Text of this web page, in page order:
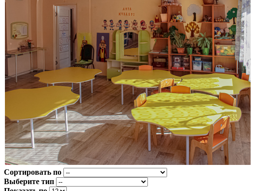
Сортировать по
Выберите тип